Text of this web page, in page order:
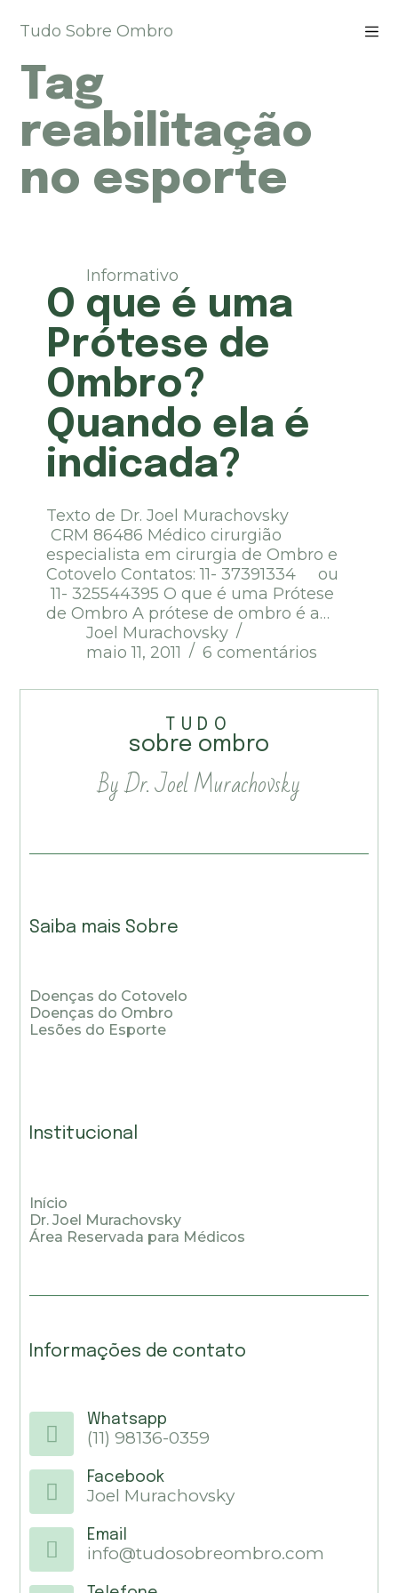
u
a
a
o
Tudo Sobre Ombro
Tag
reabilitação
no esporte
Informativo
O que é uma
Prótese de
Ombro?
Quando ela é
indicada?
Texto de Dr. Joel Murachovsky
CRM 86486 Médico cirurgião
especialista em cirurgia de Ombro e
Cotovelo Contatos: 11- 37391334 ou
11- 325544395 O que é uma Prótese
de Ombro A prótese de ombro é a…
Joel Murachovsky
maio 11, 2011
6 comentários
TUDO
sobre ombro
By Dr. Joel Murachovsky
Saiba mais Sobre
Doenças do Cotovelo
Doenças do Ombro
Lesões do Esporte
Institucional
Início
Dr. Joel Murachovsky
Área Reservada para Médicos
Informações de contato
Whatsapp
(11) 98136-0359
Facebook
Joel Murachovsky
Email
info@tudosobreombro.com